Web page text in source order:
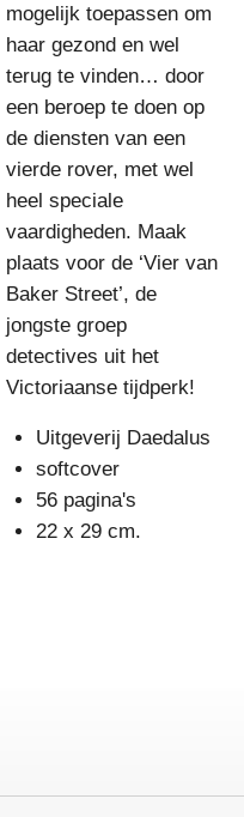
mogelijk toepassen om
haar gezond en wel
terug te vinden… door
een beroep te doen op
de diensten van een
vierde rover, met wel
heel speciale
vaardigheden. Maak
plaats voor de ‘Vier van
Baker Street’, de
jongste groep
detectives uit het
Victoriaanse tijdperk!
Uitgeverij Daedalus
softcover
56 pagina's
22 x 29 cm.